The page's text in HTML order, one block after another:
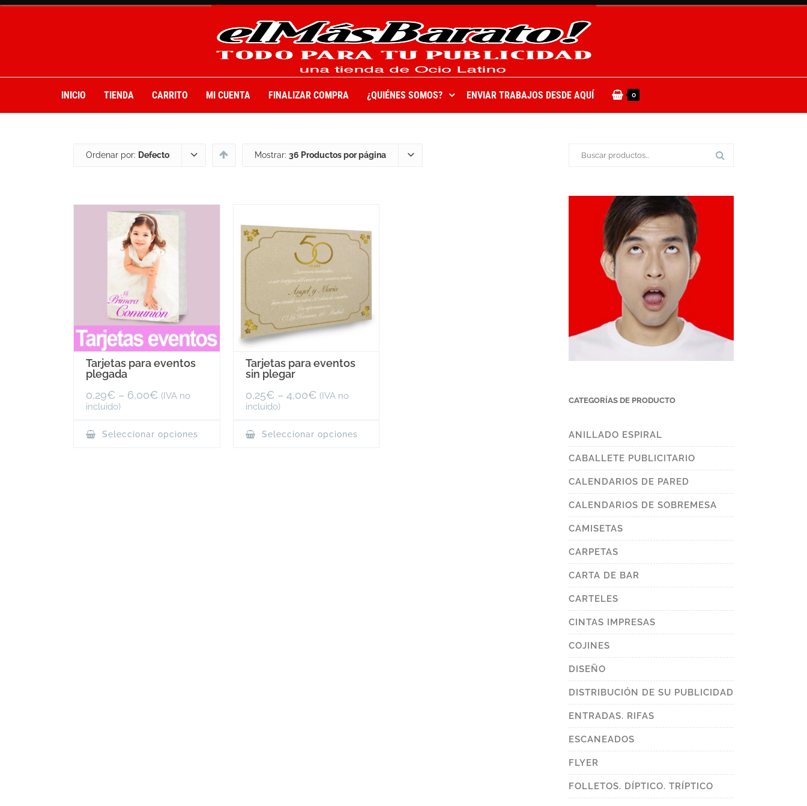
INICIO TIENDA CARRITO MI CUENTA FINALIZAR COMPRA ¿QUIÉNES SOMOS? ENVIAR TRABAJOS DESDE AQUÍ 0
Ordenar por: Defecto Mostrar: 36 Productos por página
Tarjetas para eventos
plegada
0,29€ – 6,00€ (IVA no
incluido)
Seleccionar opciones
Tarjetas para eventos
sin plegar
0,25€ – 4,00€ (IVA no
incluido)
Seleccionar opcionesThis
CATEGORÍAS DE PRODUCTO
ANILLADO ESPIRAL
CABALLETE PUBLICITARIO
CALENDARIOS DE PARED
CALENDARIOS DE SOBREMESA
CAMISETAS
CARPETAS
CARTA DE BAR
CARTELES
CINTAS IMPRESAS
COJINES
DISEÑO
DISTRIBUCIÓN DE SU PUBLICIDAD
ENTRADAS. RIFAS
ESCANEADOS
FLYER
FOLLETOS. DÍPTICO. TRÍPTICO